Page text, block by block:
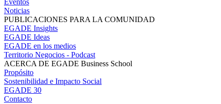
Eventos
Noticias
PUBLICACIONES PARA LA COMUNIDAD
EGADE Insights
EGADE Ideas
EGADE en los medios
Territorio Negocios - Podcast
ACERCA DE EGADE Business School
Propósito
Sostenibilidad e Impacto Social
EGADE 30
Contacto